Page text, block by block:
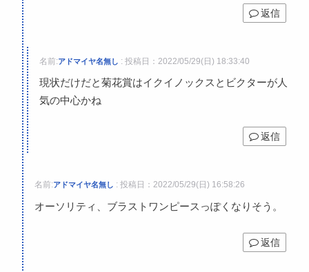
返信
名前:アドマイヤ名無し : 投稿日：2022/05/29(日) 18:33:40
現状だけだと菊花賞はイクイノックスとビクターが人
気の中心かね
返信
名前:アドマイヤ名無し : 投稿日：2022/05/29(日) 16:58:26
オーソリティ、ブラストワンピースっぽくなりそう。
返信